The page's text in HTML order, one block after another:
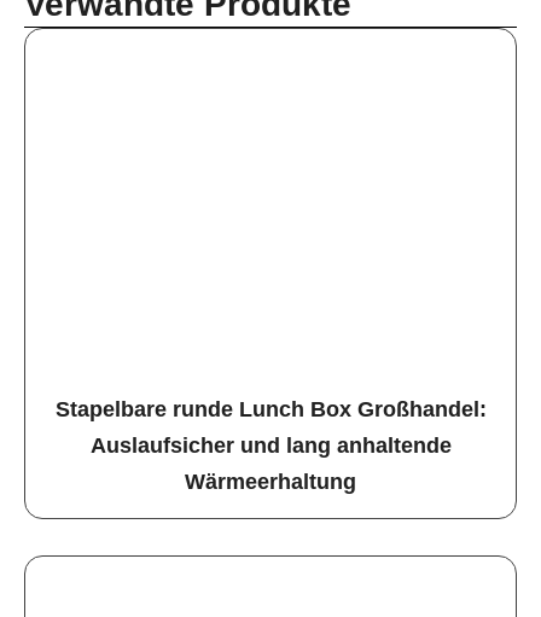
Stapelbare runde Lunch Box Großhandel:
Auslaufsicher und lang anhaltende
Wärmeerhaltung